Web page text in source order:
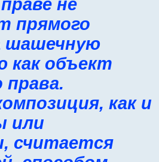
не
прямого
шашечную
как объект
права.
как и
или
считается